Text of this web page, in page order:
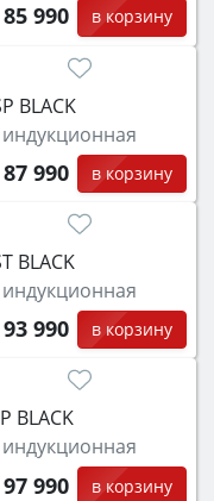
85 990 в корзину
BLACK
87 990 в корзину
BLACK
93 990 в корзину
BLACK
97 990 в корзину